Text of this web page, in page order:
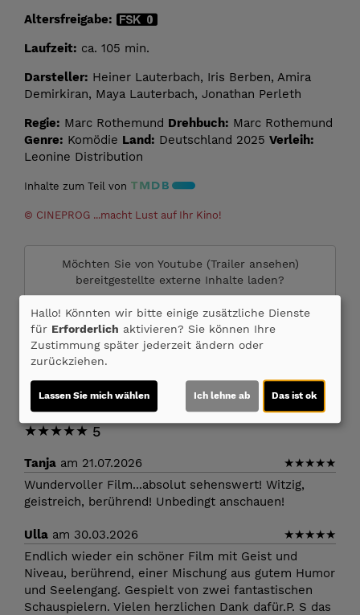
Altersfreigabe:
Laufzeit: ca. 105 min.
Darsteller: Heiner Lauterbach, Iris Berben, Amira
Demirkiran, Maya Lauterbach, Jonathan Perleth
Regie: Marc Rothemund Drehbuch: Marc Rothemund
Genre: Komödie Land: Deutschland 2025 Verleih:
Leonine Distribution
Inhalte zum Teil von
© CINEPROG ...macht Lust auf Ihr Kino!
Möchten Sie von Youtube (Trailer ansehen)
bereitgestellte externe Inhalte laden?
Ja
Trailer 1 | Trailer-FSK: 0
Kommentare
★★★★★ 5
Tanja am 21.07.2026 ★★★★★
Wundervoller Film...absolut sehenswert! Witzig,
geistreich, berührend! Unbedingt anschauen!
Ulla am 30.03.2026 ★★★★★
Endlich wieder ein schöner Film mit Geist und
Niveau, berührend, einer Mischung aus gutem Humor
und Seelengang. Gespielt von zwei fantastischen
Schauspielern. Vielen herzlichen Dank dafür.P. S das
Hallo! Könnten wir bitte einige zusätzliche Dienste
für Erforderlich aktivieren? Sie können Ihre
Zustimmung später jederzeit ändern oder
zurückziehen.
Lassen Sie mich wählen Ich lehne ab Das ist ok